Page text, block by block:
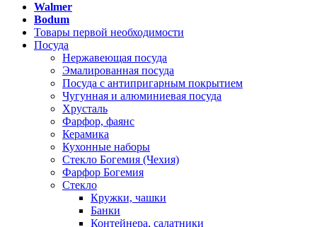
Walmer
Bodum
Товары первой необходимости
Посуда
Нержавеющая посуда
Эмалированная посуда
Посуда с антипригарным покрытием
Чугунная и алюминиевая посуда
Хрусталь
Фарфор, фаянс
Керамика
Кухонные наборы
Стекло Богемия (Чехия)
Фарфор Богемия
Стекло
Кружки, чашки
Банки
Контейнера, салатники